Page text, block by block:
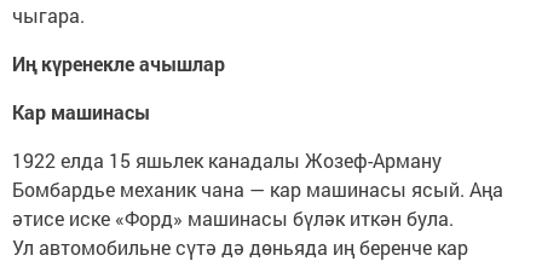
чыгара.
Иң күренекле ачышлар
Кар машинасы
1922 елда 15 яшьлек канадалы Жозеф-Арману
Бомбардье механик чана — кар машинасы ясый. Аңа
әтисе иске «Форд» машинасы бүләк иткән була.
Ул автомобильне сүтә дә дөньяда иң беренче кар